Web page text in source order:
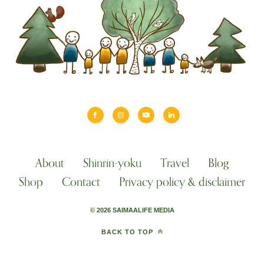
About Shinrin-yoku Travel
Blog
Shop
Contact Privacy policy & disclaimer
© 2026 SAIMAALIFE MEDIA
BACK TO TOP